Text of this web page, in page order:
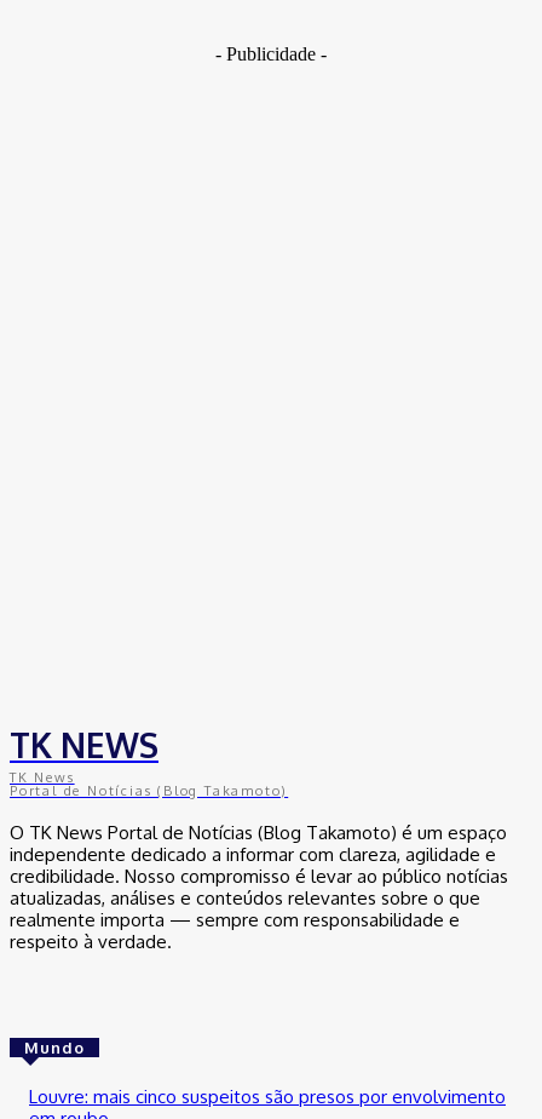
- Publicidade -
TK NEWS
TK News
Portal de Notícias (Blog Takamoto)
O TK News Portal de Notícias (Blog Takamoto) é um espaço
independente dedicado a informar com clareza, agilidade e
credibilidade. Nosso compromisso é levar ao público notícias
atualizadas, análises e conteúdos relevantes sobre o que
realmente importa — sempre com responsabilidade e
respeito à verdade.
Mundo
Louvre: mais cinco suspeitos são presos por envolvimento